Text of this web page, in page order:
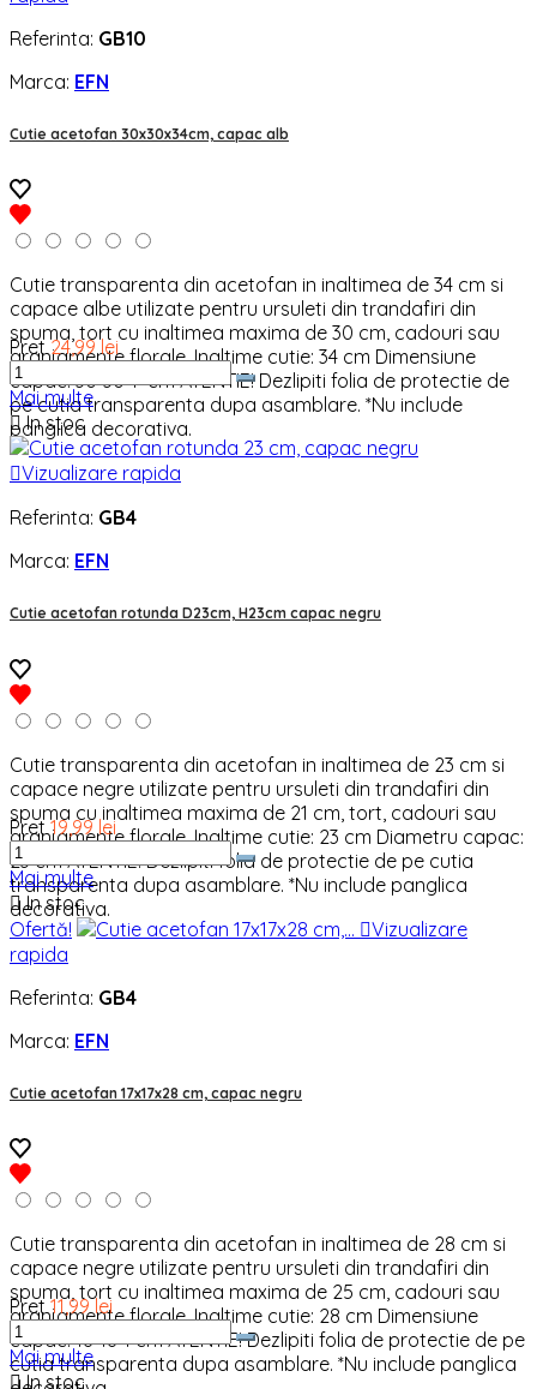
Referinta: GB10
Marca: EFN
Cutie acetofan 30x30x34cm, capac alb
Cutie transparenta din acetofan in inaltimea de 34 cm si
capace albe utilizate pentru ursuleti din trandafiri din
spuma, tort cu inaltimea maxima de 30 cm, cadouri sau
aranjamente florale. Inaltime cutie: 34 cm Dimensiune
capac: 30*30*1 cm ATENTIE! Dezlipiti folia de protectie de
pe cutia transparenta dupa asamblare. *Nu include
panglica decorativa.
Pret 24,99 lei
Mai multe
In stoc
Vizualizare rapida
Referinta: GB4
Marca: EFN
Cutie acetofan rotunda D23cm, H23cm capac negru
Cutie transparenta din acetofan in inaltimea de 23 cm si
capace negre utilizate pentru ursuleti din trandafiri din
spuma cu inaltimea maxima de 21 cm, tort, cadouri sau
aranjamente florale. Inaltime cutie: 23 cm Diametru capac:
23 cm ATENTIE! Dezlipiti folia de protectie de pe cutia
transparenta dupa asamblare. *Nu include panglica
decorativa.
Pret 19,99 lei
Mai multe
In stoc
Ofertă!
Vizualizare
rapida
Referinta: GB4
Marca: EFN
Cutie acetofan 17x17x28 cm, capac negru
Cutie transparenta din acetofan in inaltimea de 28 cm si
capace negre utilizate pentru ursuleti din trandafiri din
spuma, tort cu inaltimea maxima de 25 cm, cadouri sau
aranjamente florale. Inaltime cutie: 28 cm Dimensiune
capac: 18*18*1 cm ATENTIE! Dezlipiti folia de protectie de pe
cutia transparenta dupa asamblare. *Nu include panglica
Pret 11,99 lei
Mai multe
In stoc